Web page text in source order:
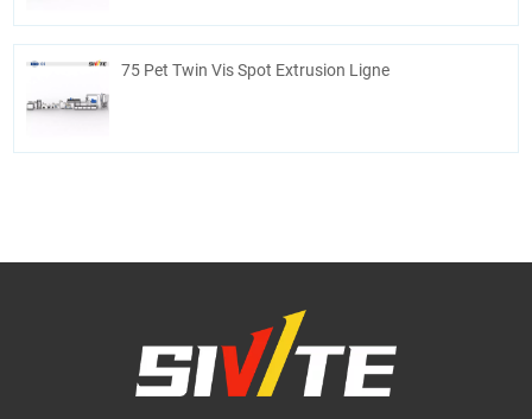
75 Pet Twin Vis Spot Extrusion Ligne